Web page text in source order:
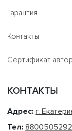
Гарантия
Контакты
Сертификат
КОНТАКТЫ
Адрес: г.
Тел: